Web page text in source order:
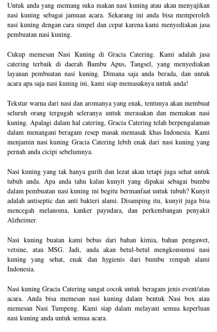
Untuk anda yang memang suka makan nasi kuning atau akan menyajikan
nasi kuning sebagai jamuan acara. Sekarang ini anda bisa memperoleh
nasi kuning dengan cara simpel dan cepat karena kami menyediakan jasa
pembuatan nasi kuning.
Cukup memesan Nasi Kuning di Gracia Catering. Kami adalah jasa
catering terbaik di daerah Bambu Apus, Tangsel, yang menyediakan
layanan pembuatan nasi kuning. Dimana saja anda berada, dan untuk
acara apa saja nasi kuning ini, kami siap memasaknya untuk anda!
Tekstur warna dari nasi dan aromanya yang enak, tentunya akan membuat
seluruh orang tergugah seleranya untuk merasakan dan memakan nasi
kuning. Apalagi dalam hal catering, Gracia Catering telah berpengalaman
dalam menangani beragam resep masak memasak khas Indonesia. Kami
menjamin nasi kuning Gracia Catering lebih enak dari nasi kuning yang
pernah anda cicipi sebelumnya.
Nasi kuning yang tak hanya gurih dan lezat akan tetapi juga sehat untuk
tubuh anda. Apa anda tahu kalau kunyit yang dipakai sebagai bumbu
dalam pembuatan nasi kuning ini begitu bermanfaat untuk tubuh? Kunyit
adalah antiseptic dan anti bakteri alami. Disamping itu, kunyit juga bisa
mencegah melanoma, kanker payudara, dan perkembangan penyakit
Alzheimer.
Nasi kuning buatan kami bebas dari bahan kimia, bahan pengawet,
vetsine, atau MSG. Jadi, anda akan betul-betul mengkonsumsi nasi
kuning yang sehat, enak dan hygienis dari bumbu rempah alami
Indonesia.
Nasi kuning Gracia Catering sangat cocok untuk beragam jenis event/atau
acara. Anda bisa memesan nasi kuning dalam bentuk Nasi box atau
memesan Nasi Tumpeng. Kami siap dalam melayani semua keperluan
nasi kuning anda untuk semua acara.